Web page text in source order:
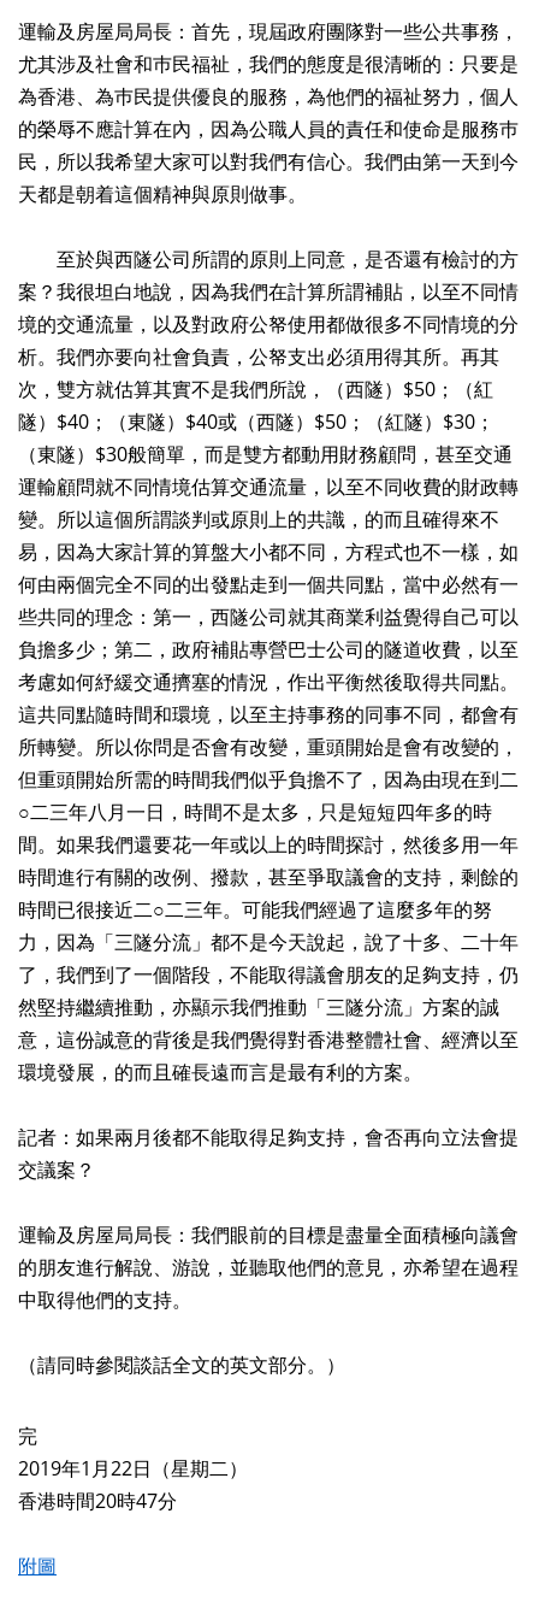
運輸及房屋局局長：首先，現屆政府團隊對一些公共事務，
尤其涉及社會和巿民福祉，我們的態度是很清晰的：只要是
為香港、為巿民提供優良的服務，為他們的福祉努力，個人
的榮辱不應計算在內，因為公職人員的責任和使命是服務巿
民，所以我希望大家可以對我們有信心。我們由第一天到今
天都是朝着這個精神與原則做事。
至於與西隧公司所謂的原則上同意，是否還有檢討的方
案？我很坦白地說，因為我們在計算所謂補貼，以至不同情
境的交通流量，以及對政府公帑使用都做很多不同情境的分
析。我們亦要向社會負責，公帑支出必須用得其所。再其
次，雙方就估算其實不是我們所說，（西隧）$50；（紅
隧）$40；（東隧）$40或（西隧）$50；（紅隧）$30；
（東隧）$30般簡單，而是雙方都動用財務顧問，甚至交通
運輸顧問就不同情境估算交通流量，以至不同收費的財政轉
變。所以這個所謂談判或原則上的共識，的而且確得來不
易，因為大家計算的算盤大小都不同，方程式也不一樣，如
何由兩個完全不同的出發點走到一個共同點，當中必然有一
些共同的理念：第一，西隧公司就其商業利益覺得自己可以
負擔多少；第二，政府補貼專營巴士公司的隧道收費，以至
考慮如何紓緩交通擠塞的情況，作出平衡然後取得共同點。
這共同點隨時間和環境，以至主持事務的同事不同，都會有
所轉變。所以你問是否會有改變，重頭開始是會有改變的，
但重頭開始所需的時間我們似乎負擔不了，因為由現在到二
○二三年八月一日，時間不是太多，只是短短四年多的時
間。如果我們還要花一年或以上的時間探討，然後多用一年
時間進行有關的改例、撥款，甚至爭取議會的支持，剩餘的
時間已很接近二○二三年。可能我們經過了這麼多年的努
力，因為「三隧分流」都不是今天說起，說了十多、二十年
了，我們到了一個階段，不能取得議會朋友的足夠支持，仍
然堅持繼續推動，亦顯示我們推動「三隧分流」方案的誠
意，這份誠意的背後是我們覺得對香港整體社會、經濟以至
環境發展，的而且確長遠而言是最有利的方案。
記者：如果兩月後都不能取得足夠支持，會否再向立法會提
交議案？
運輸及房屋局局長：我們眼前的目標是盡量全面積極向議會
的朋友進行解說、游說，並聽取他們的意見，亦希望在過程
中取得他們的支持。
（請同時參閱談話全文的英文部分。）
完
2019年1月22日（星期二）
香港時間20時47分
附圖